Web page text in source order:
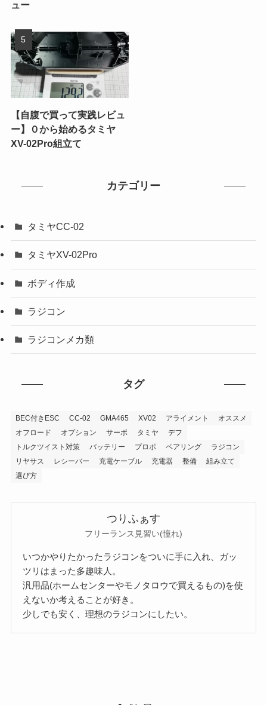
ュー
【自腹で買って実践レビュ
ー】０から始めるタミヤ
XV-02Pro組立て
カテゴリー
タミヤCC-02
タミヤXV-02Pro
ボディ作成
ラジコン
ラジコンメカ類
タグ
BEC付きESC CC-02 GMA465 XV02 アライメント
オススメ
オフロード
オプション サーボ タミヤ
デフ
トルクツイスト対策
バッテリー プロポ ベアリング
ラジコン
リヤサス
レシーバー 充電ケーブル 充電器 整備
組み立て
選び方
つりふぁす
フリーランス見習い(憧れ)
いつかやりたかったラジコンをついに手に入れ、ガッ
ツリはまった多趣味人。
汎用品(ホームセンターやモノタロウで買えるもの)を使
えないか考えることが好き。
少しでも安く、理想のラジコンにしたい。